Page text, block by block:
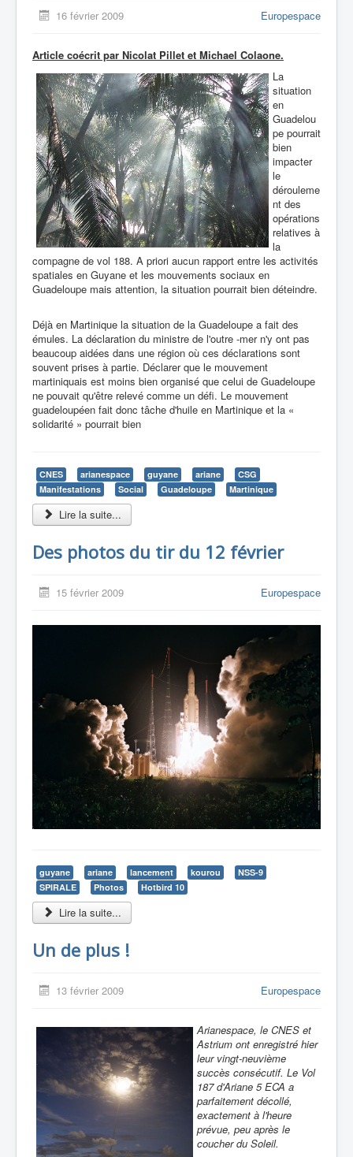
16 février 2009 Europespace
Article coécrit par Nicolat Pillet et Michael Colaone.
La
situation
en
Guadelou
pe pourrait
bien
impacter
le
dérouleme
nt des
opérations
relatives à
la
compagne de vol 188. A priori aucun rapport entre les activités
spatiales en Guyane et les mouvements sociaux en
Guadeloupe mais attention, la situation pourrait bien déteindre.
Déjà en Martinique la situation de la Guadeloupe a fait des
émules. La déclaration du ministre de l'outre -mer n'y ont pas
beaucoup aidées dans une région où ces déclarations sont
souvent prises à partie. Déclarer que le mouvement
martiniquais est moins bien organisé que celui de Guadeloupe
ne pouvait qu'être relevé comme un défi. Le mouvement
guadeloupéen fait donc tâche d'huile en Martinique et la «
solidarité » pourrait bien
CNES arianespace guyane ariane
CSG
Manifestations
Social Guadeloupe Martinique
Lire la suite...
Des photos du tir du 12 février
15 février 2009 Europespace
guyane ariane lancement kourou
NSS-9
SPIRALE
Photos Hotbird 10
Lire la suite...
Un de plus !
13 février 2009 Europespace
Arianespace, le CNES et
Astrium ont enregistré hier
leur vingt-neuvième
succès consécutif. Le Vol
187 d'Ariane 5 ECA a
parfaitement décollé,
exactement à l'heure
prévue, peu après le
coucher du Soleil.